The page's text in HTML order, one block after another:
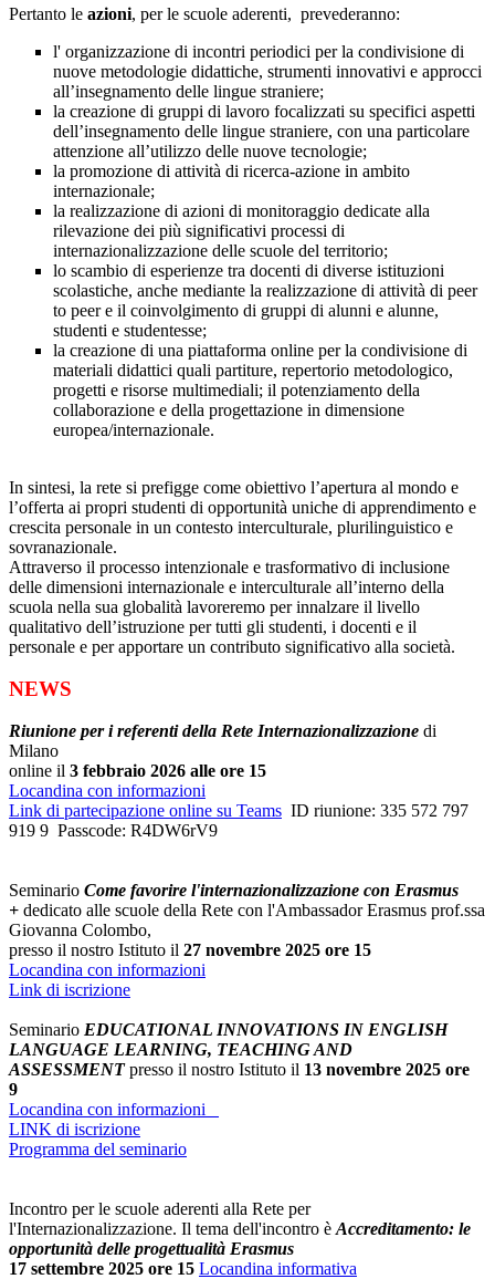
Pertanto le azioni, per le scuole aderenti, prevederanno:
l' organizzazione di incontri periodici per la condivisione di
nuove metodologie didattiche, strumenti innovativi e approcci
all’insegnamento delle lingue straniere;
la creazione di gruppi di lavoro focalizzati su specifici aspetti
dell’insegnamento delle lingue straniere, con una particolare
attenzione all’utilizzo delle nuove tecnologie;
la promozione di attività di ricerca-azione in ambito
internazionale;
la realizzazione di azioni di monitoraggio dedicate alla
rilevazione dei più significativi processi di
internazionalizzazione delle scuole del territorio;
lo scambio di esperienze tra docenti di diverse istituzioni
scolastiche, anche mediante la realizzazione di attività di peer
to peer e il coinvolgimento di gruppi di alunni e alunne,
studenti e studentesse;
la creazione di una piattaforma online per la condivisione di
materiali didattici quali partiture, repertorio metodologico,
progetti e risorse multimediali; il potenziamento della
collaborazione e della progettazione in dimensione
europea/internazionale.
In sintesi, la rete si prefigge come obiettivo l’apertura al mondo e
l’offerta ai propri studenti di opportunità uniche di apprendimento e
crescita personale in un contesto interculturale, plurilinguistico e
sovranazionale.
Attraverso il processo intenzionale e trasformativo di inclusione
delle dimensioni internazionale e interculturale all’interno della
scuola nella sua globalità lavoreremo per innalzare il livello
qualitativo dell’istruzione per tutti gli studenti, i docenti e il
personale e per apportare un contributo significativo alla società.
NEWS
Riunione per i referenti della Rete Internazionalizzazione di
Milano
online il 3 febbraio 2026 alle ore 15
Locandina con informazioni
Link di partecipazione online su Teams ID riunione: 335 572 797
919 9 Passcode: R4DW6rV9
Seminario Come favorire l'internazionalizzazione con Erasmus
+ dedicato alle scuole della Rete con l'Ambassador Erasmus prof.ssa
Giovanna Colombo,
presso il nostro Istituto il 27 novembre 2025 ore 15
Locandina con informazioni
Link di iscrizione
Seminario EDUCATIONAL INNOVATIONS IN ENGLISH
LANGUAGE LEARNING, TEACHING AND
ASSESSMENTpresso il nostro Istituto il 13 novembre 2025 ore
9
Locandina con informazioni
LINK di iscrizione
Programma del seminario
Incontro per le scuole aderenti alla Rete per
l'Internazionalizzazione. Il tema dell'incontro è Accreditamento: le
opportunità delle progettualità Erasmus
17 settembre 2025 ore 15 Locandina informativa